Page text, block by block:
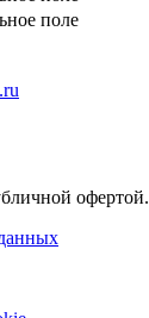
поле
офертой.